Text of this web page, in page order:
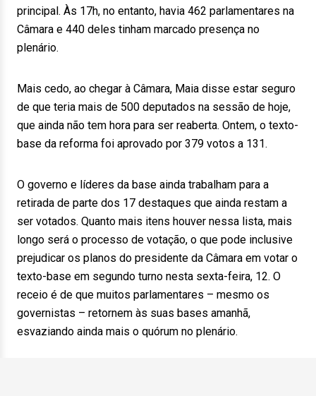
principal. Às 17h, no entanto, havia 462 parlamentares na
Câmara e 440 deles tinham marcado presença no
plenário.
Mais cedo, ao chegar à Câmara, Maia disse estar seguro
de que teria mais de 500 deputados na sessão de hoje,
que ainda não tem hora para ser reaberta. Ontem, o texto-
base da reforma foi aprovado por 379 votos a 131.
O governo e líderes da base ainda trabalham para a
retirada de parte dos 17 destaques que ainda restam a
ser votados. Quanto mais itens houver nessa lista, mais
longo será o processo de votação, o que pode inclusive
prejudicar os planos do presidente da Câmara em votar o
texto-base em segundo turno nesta sexta-feira, 12. O
receio é de que muitos parlamentares – mesmo os
governistas – retornem às suas bases amanhã,
esvaziando ainda mais o quórum no plenário.